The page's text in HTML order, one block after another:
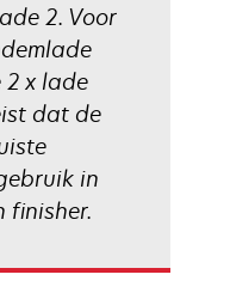
2. Voor
2 x lade
dat de
in
finisher.